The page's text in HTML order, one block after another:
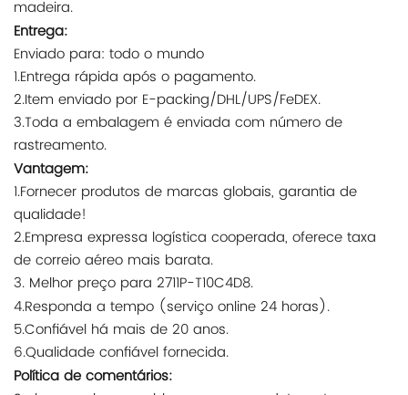
madeira.
Entrega:
Enviado para: todo o mundo
1.Entrega rápida após o pagamento.
2.Item enviado por E-packing/DHL/UPS/FeDEX.
3.Toda a embalagem é enviada com número de
rastreamento.
Vantagem:
1.Fornecer produtos de marcas globais, garantia de
qualidade!
2.Empresa expressa logística cooperada, oferece taxa
de correio aéreo mais barata.
3. Melhor preço para 2711P-T10C4D8.
4.Responda a tempo (serviço online 24 horas).
5.Confiável há mais de 20 anos.
6.Qualidade confiável fornecida.
Política de comentários: